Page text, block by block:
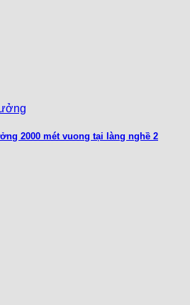
2000 mét vuong tại làng nghề 2